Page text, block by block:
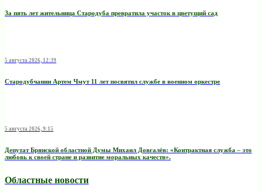
За пять лет жительница Стародуба превратила участок в цветущий сад
5 августа 2026, 12:39
Стародубчанин Артем Чмут 11 лет посвятил службе в военном оркестре
5 августа 2026, 9:15
Депутат Брянской областной Думы Михаил Довгалёв: «Контрактная служба – это
любовь к своей стране и развитие моральных качеств».
Областные новости